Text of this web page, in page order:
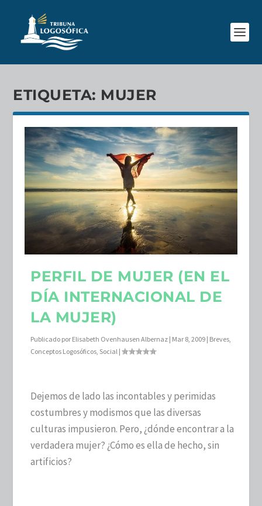
ETIQUETA: MUJER
PERFIL DE MUJER (EN EL
DÍA INTERNACIONAL DE
LA MUJER)
Publicado por Elisabeth Ovenhausen Albernaz | Mar 8, 2009 | Breves
Conceptos Logosóficos Social |
Dejemos de lado las incontables y perimidas
costumbres y modismos que las diversas
culturas impusieron. Pero, ¿dónde encontrar a la
verdadera mujer? ¿Cómo es ella de hecho, sin
artificios?